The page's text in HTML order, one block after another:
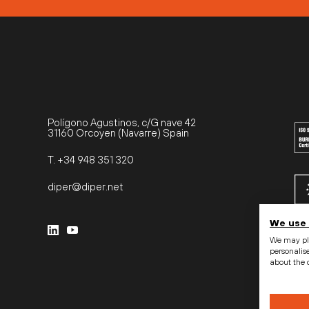
Polígono Agustinos, c/G nave 42
31160 Orcoyen (Navarre) Spain
T. +34 948 351 320
diper@diper.net
We
We may
about the